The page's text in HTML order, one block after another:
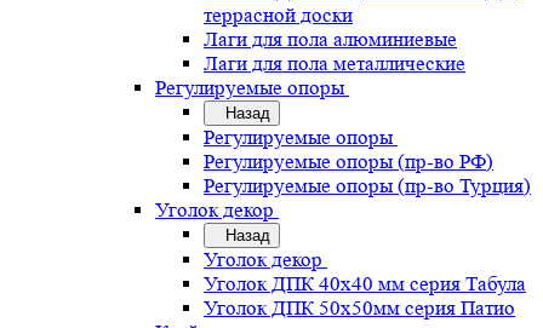
террасной доски
Лаги для пола алюминиевые
Лаги для пола металлические
Регулируемые опоры
Назад
Регулируемые опоры
Регулируемые опоры (пр-во РФ)
Регулируемые опоры (пр-во Турция)
Уголок декор
Назад
Уголок декор
Уголок ДПК 40х40 мм серия Табула
Уголок ДПК 50х50мм серия Патио